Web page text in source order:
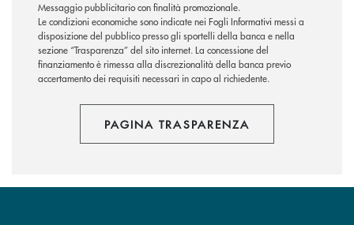
Messaggio pubblicitario con finalità promozionale.
Le condizioni economiche sono indicate nei Fogli Informativi messi a
disposizione del pubblico presso gli sportelli della banca e nella
sezione “Trasparenza” del sito internet.La concessione del
finanziamento è rimessa alla discrezionalità della banca previo
accertamento dei requisiti necessari in capo al richiedente.
PAGINA TRASPARENZA